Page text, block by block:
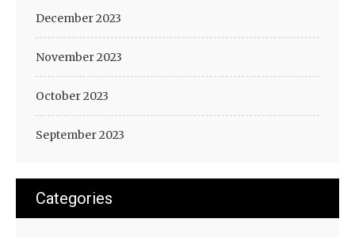
December 2023
November 2023
October 2023
September 2023
Categories